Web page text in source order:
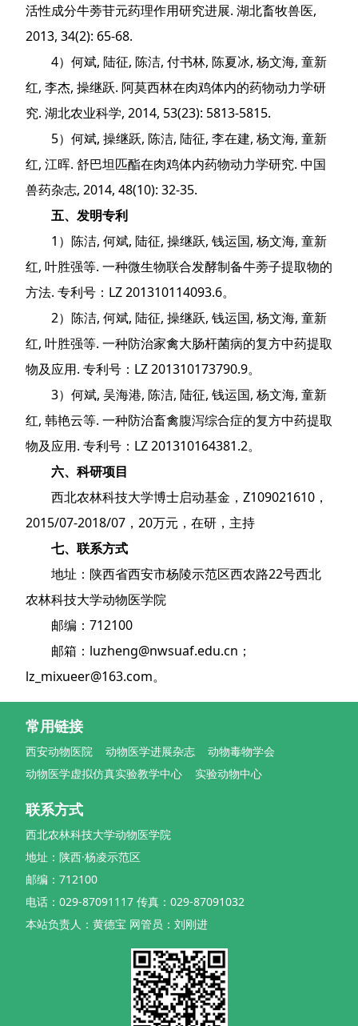
活性成分牛蒡苷元药理作用研究进展. 湖北畜牧兽医,
2013, 34(2): 65-68.
4）何斌, 陆征, 陈洁, 付书林, 陈夏冰, 杨文海, 童新
红, 李杰, 操继跃. 阿莫西林在肉鸡体内的药物动力学研
究. 湖北农业科学, 2014, 53(23): 5813-5815.
5）何斌, 操继跃, 陈洁, 陆征, 李在建, 杨文海, 童新
红, 江晖. 舒巴坦匹酯在肉鸡体内药物动力学研究. 中国
兽药杂志, 2014, 48(10): 32-35.
五、发明专利
1）陈洁, 何斌, 陆征, 操继跃, 钱运国, 杨文海, 童新
红, 叶胜强等. 一种微生物联合发酵制备牛蒡子提取物的
方法. 专利号：LZ 201310114093.6。
2）陈洁, 何斌, 陆征, 操继跃, 钱运国, 杨文海, 童新
红, 叶胜强等. 一种防治家禽大肠杆菌病的复方中药提取
物及应用. 专利号：LZ 201310173790.9。
3）何斌, 吴海港, 陈洁, 陆征, 钱运国, 杨文海, 童新
红, 韩艳云等. 一种防治畜禽腹泻综合症的复方中药提取
物及应用. 专利号：LZ 201310164381.2。
六、科研项目
西北农林科技大学博士启动基金，Z109021610，
2015/07-2018/07，20万元，在研，主持
七、联系方式
地址：陕西省西安市杨陵示范区西农路22号西北
农林科技大学动物医学院
邮编：712100
邮箱： luzheng@nwsuaf.edu.cn ；
lz_mixueer@163.com。
常用链接
西安动物医院 动物医学进展杂志
动物毒物学会
动物医学虚拟仿真实验教学中心
实验动物中心
联系方式
西北农林科技大学动物医学院
地址：陕西·杨凌示范区
邮编：712100
电话：029-87091117 传真：029-87091032
本站负责人：黄德宝 网管员：刘刚进